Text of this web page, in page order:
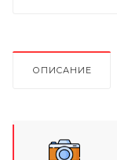
ОПИСАНИЕ